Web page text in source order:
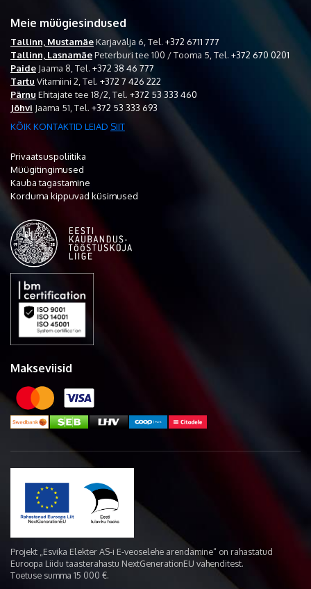
Meie müügiesindused
Tallinn, MustamäeKarjavälja 6, Tel. +372 6711 777
Tallinn, LasnamäePeterburi tee 100 / Tooma 5, Tel. +372 670 0201
Paide Jaama 8, Tel. +372 38 46 777
Tartu Vitamiini 2, Tel. +372 7 426 222
Pärnu Ehitajate tee 18/2, Tel. +372 53 333 460
Jõhvi Jaama 51, Tel. +372 53 333 693
KÕIK KONTAKTID LEIAD SIIT
Privaatsuspoliitika
Müügitingimused
Kauba tagastamine
Korduma kippuvad küsimused
Makseviisid
Projekt „Esvika Elekter AS-i E-veoselehe arendamine“ on rahastatud
Euroopa Liidu taasterahastu NextGenerationEU vahenditest.
Toetuse summa 15 000 €.